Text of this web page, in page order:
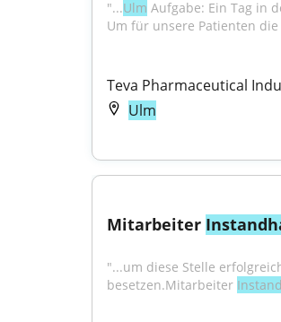
"...Ulm Aufgabe: Ein Tag in
Um für unsere Patienten
Teva Pharmaceutical
Ulm
Mitarbeiter
"...um diese Stelle
besetzen.Mitarbeiter